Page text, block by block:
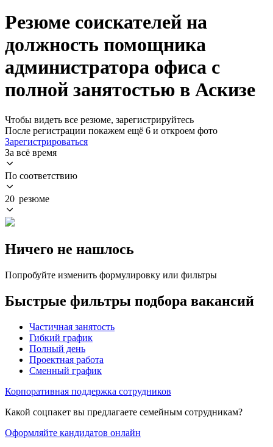
Резюме соискателей на
должность помощника
администратора офиса с
полной занятостью в Аскизе
Чтобы видеть все резюме, зарегистрируйтесь
После регистрации покажем ещё 6 и откроем фото
Зарегистрироваться
За всё время
По соответствию
20 резюме
Ничего не нашлось
Попробуйте изменить формулировку или фильтры
Быстрые фильтры подбора вакансий
Частичная занятость
Гибкий график
Полный день
Проектная работа
Сменный график
Корпоративная поддержка сотрудников
Какой соцпакет вы предлагаете семейным сотрудникам?
Оформляйте кандидатов онлайн